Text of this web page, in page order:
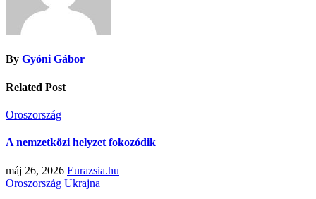
By Gyóni Gábor
Related Post
Oroszország
A nemzetközi helyzet fokozódik
máj 26, 2026 Eurazsia.hu
Oroszország Ukrajna